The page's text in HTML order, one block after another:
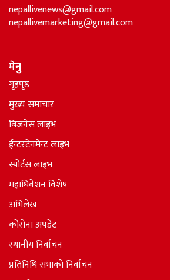
nepallivenews@gmail.com
nepallivemarketing@gmail.com
मेनु
गृहपृष्ठ
मुख्य समाचार
बिजनेस लाइभ
ईन्टरटेनमेन्ट लाइभ
स्पोर्टस लाइभ
महाधिवेशन विशेष
अभिलेख
कोरोना अपडेट
स्थानीय निर्वाचन
प्रतिनिधि सभाकाे निर्वाचन